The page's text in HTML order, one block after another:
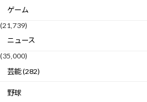
ゲーム
(21,739)
ニュース
(35,000)
芸能 (282)
野球